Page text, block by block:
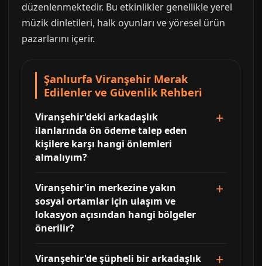
düzenlenmektedir. Bu etkinlikler genellikle yerel
müzik dinletileri, halk oyunları ve yöresel ürün
pazarlarını içerir.
Şanlıurfa Viranşehir Merak
Edilenler ve Güvenlik Rehberi
Viranşehir'deki arkadaşlık
ilanlarında ön ödeme talep eden
kişilere karşı hangi önlemleri
almalıyım?
Viranşehir'in merkezine yakın
sosyal ortamlar için ulaşım ve
lokasyon açısından hangi bölgeler
önerilir?
Viranşehir'de şüpheli bir arkadaşlık